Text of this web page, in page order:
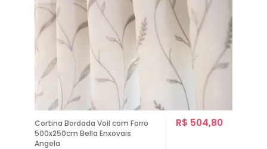
Cortina Bordada Voil com Forro
500x250cm Bella Enxovais
Angela
R$ 504,80